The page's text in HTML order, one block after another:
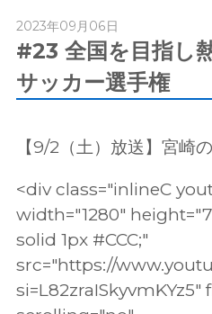
2023年09月06日
#23 全国を目指し
サッカー選手権
【9/2（土）放送】宮崎
<div class="inlineC
width="1280"
solid 1px #CCC;"
src="https://